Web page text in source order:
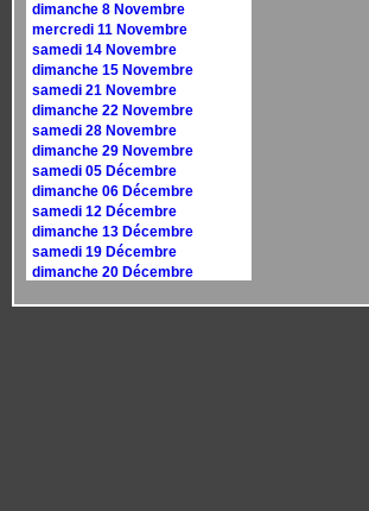
dimanche 8 Novembre
mercredi 11 Novembre
samedi 14 Novembre
dimanche 15 Novembre
samedi 21 Novembre
dimanche 22 Novembre
samedi 28 Novembre
dimanche 29 Novembre
samedi 05 Décembre
dimanche 06 Décembre
samedi 12 Décembre
dimanche 13 Décembre
samedi 19 Décembre
dimanche 20 Décembre